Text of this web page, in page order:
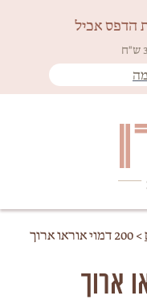
הדפס אכיל
> 200 דמוי אוראו ארוך